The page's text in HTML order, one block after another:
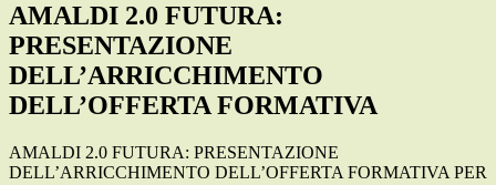
AMALDI 2.0 FUTURA:
PRESENTAZIONE
DELL’ARRICCHIMENTO
DELL’OFFERTA FORMATIVA
AMALDI 2.0 FUTURA: PRESENTAZIONE
DELL’ARRICCHIMENTO DELL’OFFERTA FORMATIVA PER